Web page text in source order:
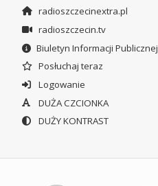
radioszczecinextra.pl
radioszczecin.tv
Biuletyn Informacji Publicznej
Posłuchaj teraz
Logowanie
DUŻA CZCIONKA
DUŻY KONTRAST